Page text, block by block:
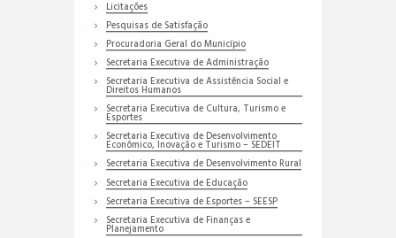
Licitações
Pesquisas de Satisfação
Procuradoria Geral do Município
Secretaria Executiva de Administração
Secretaria Executiva de Assistência Social e
Direitos Humanos
Secretaria Executiva de Cultura, Turismo e
Esportes
Secretaria Executiva de Desenvolvimento
Econômico, Inovação e Turismo – SEDEIT
Secretaria Executiva de Desenvolvimento Rural
Secretaria Executiva de Educação
Secretaria Executiva de Esportes – SEESP
Secretaria Executiva de Finanças e
Planejamento